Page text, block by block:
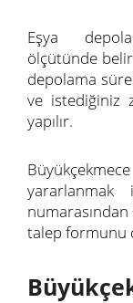
Eşya
ölçütünde
depolama
ve istediğiniz
yapılır.
talep formunu